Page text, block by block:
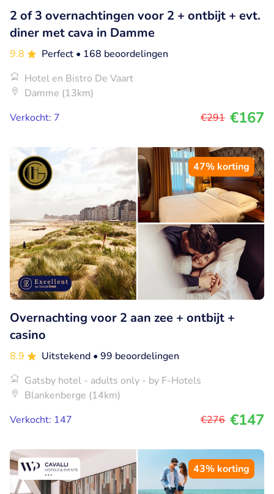
2 of 3 overnachtingen voor 2 + ontbijt + evt.
diner met cava in Damme
9.8 Perfect • 168 beoordelingen
Hotel en Bistro De Vaart
Damme (13km)
Verkocht: 7
€291 €167
47% korting
Overnachting voor 2 aan zee + ontbijt +
casino
8.9 Uitstekend • 99 beoordelingen
Gatsby hotel - adults only - by F-Hotels
Blankenberge (14km)
Verkocht: 147
€276 €147
43% korting